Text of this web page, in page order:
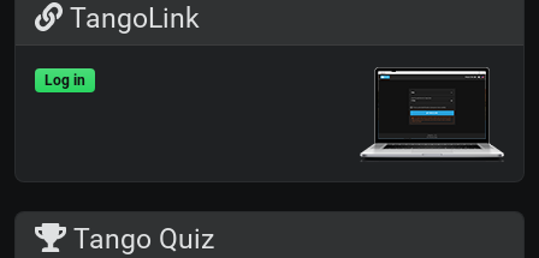
TangoLink
Log in
Tango Quiz